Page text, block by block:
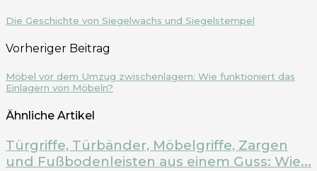
Die Geschichte von Siegelwachs und Siegelstempel
Vorheriger Beitrag
Möbel vor dem Umzug zwischenlagern: Wie funktioniert das
Einlagern von Möbeln?
Ähnliche Artikel
Türgriffe, Türbänder, Möbelgriffe, Zargen
und Fußbodenleisten aus einem Guss: Wie...